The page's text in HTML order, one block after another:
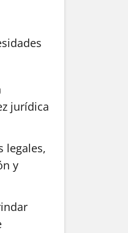
jurídica
legales,
y